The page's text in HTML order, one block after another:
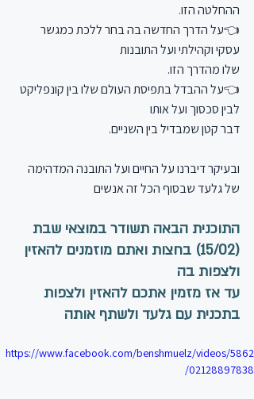
ההחלטה הזו.
👈על הדרך החדשה בה בחר ללכת כמגשר
עסקי וקהילתי ועל התובנות
שלו מהדרך הזו.
👈על ההבדל בתפיסת העולם שלו בין קונפליקט
לבין סכסוך ועל אותו
דבר קטן שמבדיל בין השניים.
ובעיקר דיברנו על החיים ועל התובנה המדהימה
של גלעד שבסוף הכל זה אנשים
התוכנית הבאה תשודר במוצאי שבת
(15/02) בחצות ואתם מוזמנים להאזין
ולצפות בה
עד אז מזמין אתכם להאזין ולצפות
בתכנית עם גלעד ולשתף אותה
https://www.facebook.com/benshmuelz/videos/5862
02128897838/